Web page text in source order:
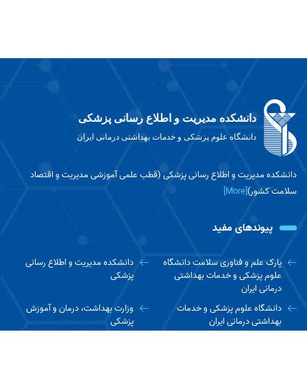
دانشکده مدیریت و اطلاع رسانی پزشکی
دانشگاه علوم پزشکی و خدمات بهداشتی درمانی ایران
دانشکده مدیریت و اطلاع رسانی پزشکی (قطب علمی آموزشی مدیریت و اقتصاد
سلامت کشور)[More]
پیوندهای مفید
پارک علم و فناوری سلامت دانشگاه
علوم پزشکی و خدمات بهداشتی
درمانی ایران
دانشکده مدیریت و اطلاع رسانی
پزشکی
دانشگاه علوم پزشکی و خدمات
بهداشتی درمانی ایران
وزارت بهداشت، درمان و آموزش
پزشکی